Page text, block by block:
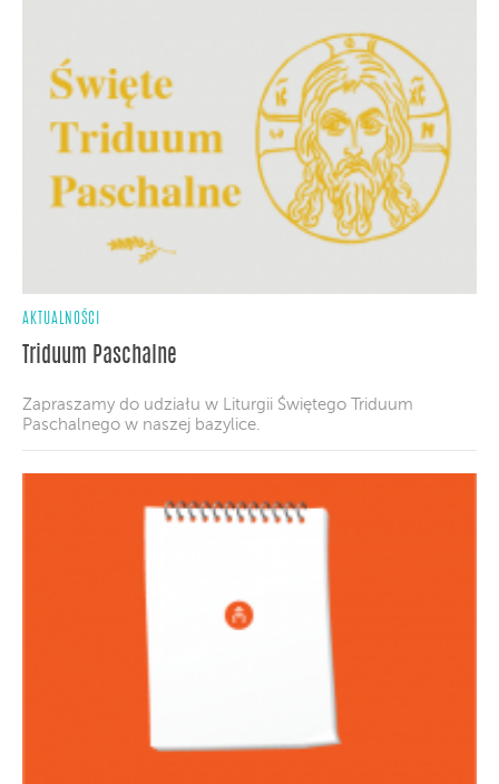
AKTUALNOŚCI
Triduum Paschalne
Zapraszamy do udziału w Liturgii Świętego Triduum
Paschalnego w naszej bazylice.